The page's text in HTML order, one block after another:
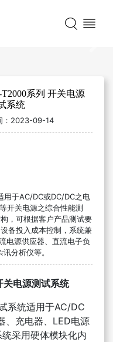
T2000系列 开关电源
系统
2023-09-14
于AC/DC或DC/DC之电
开关电源之综合性能测
，可根据客户产品测试要
备投入成本控制，系统兼
电源供应器、直流电子负
分析仪等。
电源测试系统
统适用于AC/DC
、充电器、LED电源
采用硬体模块化内